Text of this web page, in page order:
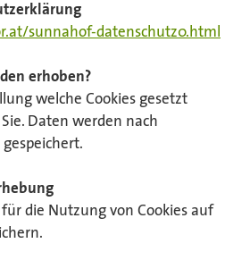
sunnahof-datenschutz0.html
erhoben?
welche Cookies gesetzt
Daten werden nach
die Nutzung von Cookies auf